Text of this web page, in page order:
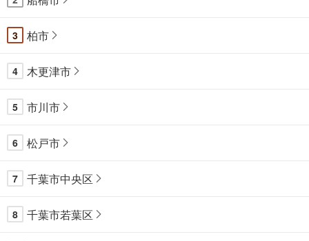
3 柏市
4 木更津市
5 市川市
6 松戸市
7 千葉市中央区
8 千葉市若葉区